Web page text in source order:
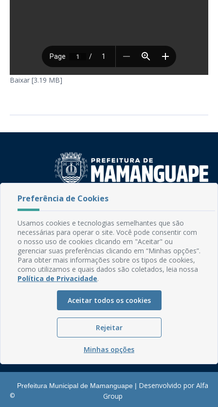
Baixar [3.19 MB]
Fone: (83) 3292-2246
Email: comunicacao@mamanguape.pb.gov.br
Expediente: Segunda à Sexta, das 08h às 13h
Mapa do Site
Perguntas frequentes
Manual de Navegação
Glossário
Ouvidoria
Serviços Internos
Política de Privacidade
©
Prefeitura Municipal de Mamanguape | Desenvolvido por Alfa
Group
Preferência de Cookies
Usamos cookies e tecnologias semelhantes que são
necessárias para operar o site. Você pode consentir com
o nosso uso de cookies clicando em "Aceitar" ou
gerenciar suas preferências clicando em “Minhas opções”.
Para obter mais informações sobre os tipos de cookies,
como utilizamos e quais dados são coletados, leia nossa
Política de Privacidade.
Aceitar todos os cookies
Rejeitar
Minhas opções